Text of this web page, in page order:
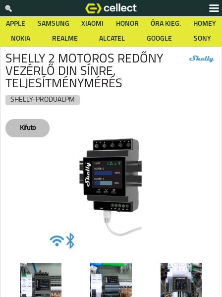
APPLE SAMSUNG XIAOMI HONOR ÓRA KIEG.
HOMEY
NOKIA
REALME ALCATEL GOOGLE SONY
SHELLY 2 MOTOROS REDŐNY
VEZÉRLŐ DIN SÍNRE,
TELJESÍTMÉNYMÉRÉS
SHELLY-PRODUALPM